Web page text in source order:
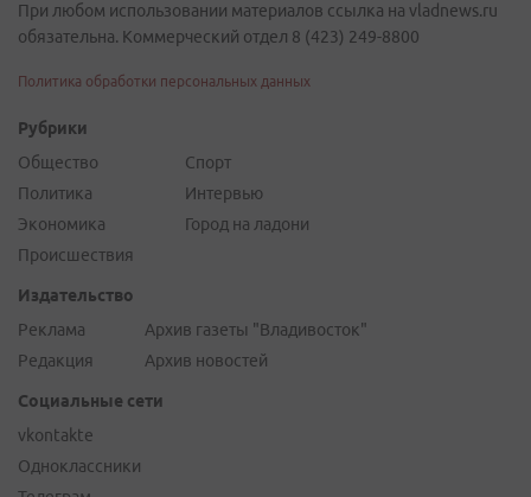
При любом использовании материалов ссылка на vladnews.ru
обязательна. Коммерческий отдел 8 (423) 249-8800
Политика обработки персональных данных
Рубрики
Общество
Политика
Экономика
Происшествия
Спорт
Интервью
Город на ладони
Издательство
Реклама
Редакция
Архив газеты "Владивосток"
Архив новостей
Социальные сети
vkontakte
Одноклассники